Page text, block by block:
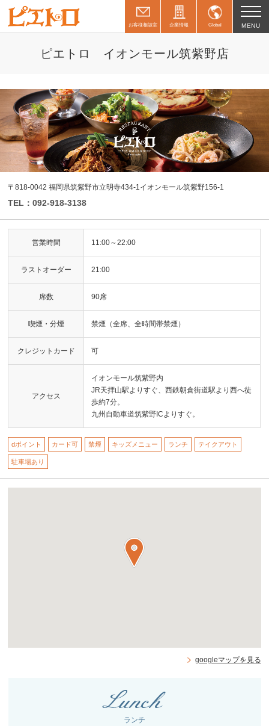
お客様相談室 企業情報 Global MENU
ピエトロ イオンモール筑紫野店
〒818-0042 福岡県筑紫野市立明寺434-1イオンモール筑紫野156-1
TEL：092-918-3138
営業時間 11:00～22:00
ラストオーダー 21:00
席数 90席
喫煙・分煙 禁煙（全席、全時間帯禁煙）
クレジットカード 可
アクセス
イオンモール筑紫野内
JR天拝山駅よりすぐ、西鉄朝倉街道駅より西へ徒
歩約7分。
九州自動車道筑紫野ICよりすぐ。
dポイント カード可 禁煙 キッズメニュー ランチ テイクアウト
駐車場あり
googleマップを見る
Lunch
ランチ